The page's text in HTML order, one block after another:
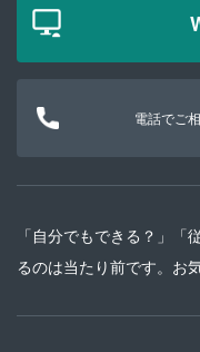
電話でご
「自分でもできる？」
るのは当たり前です。お